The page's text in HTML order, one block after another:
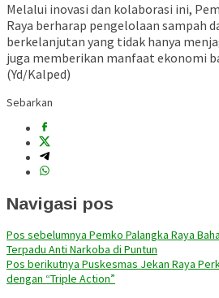
Melalui inovasi dan kolaborasi ini,
Raya berharap pengelolaan sampah
berkelanjutan yang tidak hanya
juga memberikan manfaat ekonomi
(Yd/Kalped)
Sebarkan
Navigasi pos
Pos sebelumnya Pemko Palangka Raya
Terpadu Anti Narkoba di Puntun
Pos berikutnya Puskesmas Jekan Raya
dengan “Triple Action”